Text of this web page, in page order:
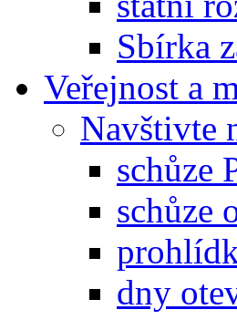
Sbírka
Veřejnost a
Navštivte
schůze
schůze
dny